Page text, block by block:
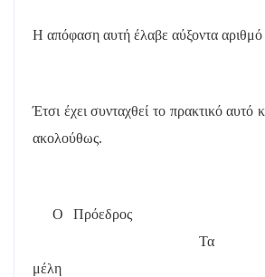
Η απόφαση αυτή έλαβε αύξοντα
Έτσι έχει συνταχθεί το πρακτικό αυτό
ακολούθως.
Ο Πρόεδρος
Τα
μέλη